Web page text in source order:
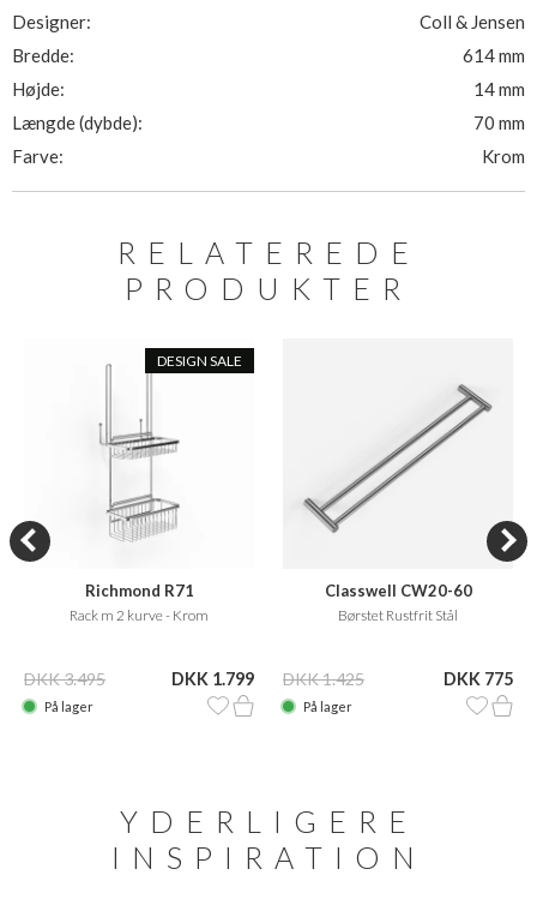
Designer:
Coll & Jensen
Bredde:
614 mm
Højde:
14 mm
Længde (dybde):
70 mm
Farve:
Krom
RELATEREDE
PRODUKTER
DESIGN SALE
Richmond R71
Rack m 2 kurve - Krom
DKK 3.495 DKK 1.799
På lager
Classwell CW20-60
Børstet Rustfrit Stål
DKK 1.425 DKK 775
På lager
YDERLIGERE
INSPIRATION